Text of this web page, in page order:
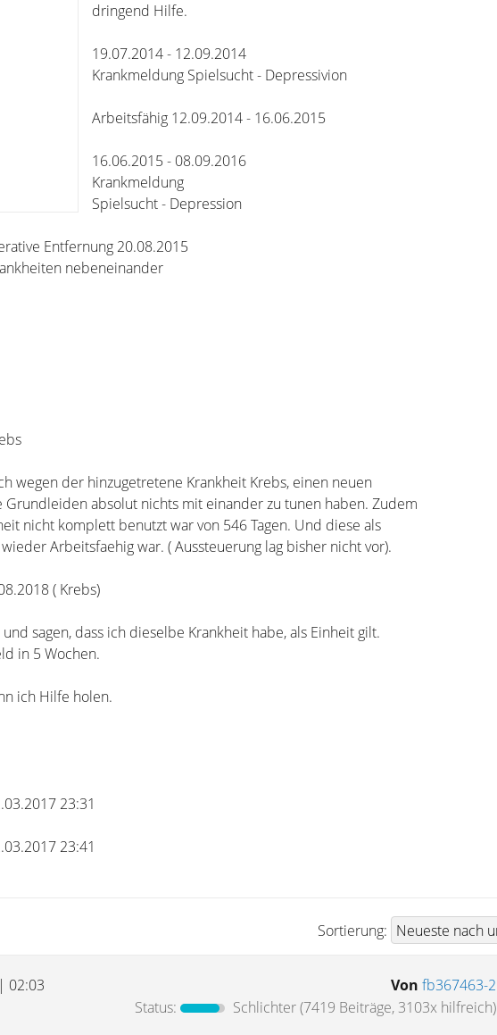
dringend Hilfe.
19.07.2014 - 12.09.2014
Krankmeldung Spielsucht - Depressivion
Arbeitsfähig 12.09.2014 - 16.06.2015
16.06.2015 - 08.09.2016
Krankmeldung
Spielsucht - Depression
Entfernung 20.08.2015
nebeneinander
wegen der hinzugetretene Krankheit Krebs, einen neuen
Grundleiden absolut nichts mit einander zu tunen haben. Zudem
nicht komplett benutzt war von 546 Tagen. Und diese als
Arbeitsfaehig war. ( Aussteuerung lag bisher nicht vor).
( Krebs)
sagen, dass ich dieselbe Krankheit habe, als Einheit gilt.
in 5 Wochen.
ich Hilfe holen.
23:31
23:41
Sortierung:
02:03 Von fb367463-2
Status:
Schlichter(7419 Beiträge, 3103x hilfreich)